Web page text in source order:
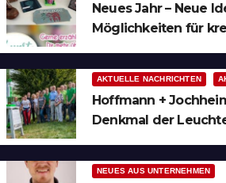
Neues Jahr – Neue
Möglichkeiten für
AKTUELLE NACHRICHTEN
Hoffmann +
Denkmal der
NEUES AUS UNTERNEHMEN